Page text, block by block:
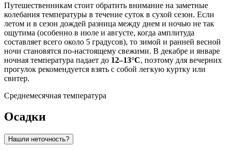
Путешественникам стоит обратить внимание на заметные
колебания температуры в течение суток в сухой сезон. Если
летом и в сезон дождей разница между днем и ночью не так
ощутима (особенно в июле и августе, когда амплитуда
составляет всего около 5 градусов), то зимой и ранней весной
ночи становятся по-настоящему свежими. В декабре и январе
ночная температура падает до 12–13°C, поэтому для вечерних
прогулок рекомендуется взять с собой легкую куртку или
свитер.
Среднемесячная температура
Осадки
Нашли неточность?